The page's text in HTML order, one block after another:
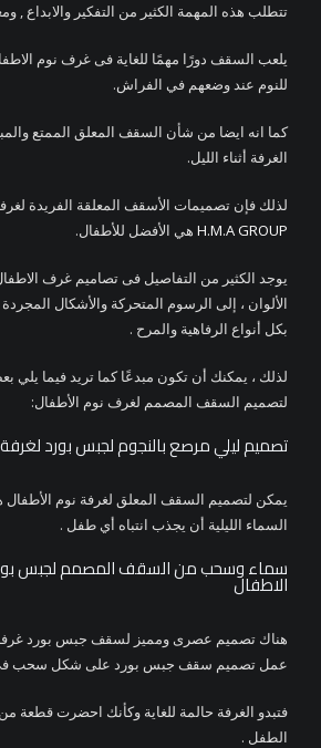
تتطلب هذه المهمة الكثير من التفكير والابداع ,
يلعب السقف دورًا مهمًا للغاية فى غرف نوم
للنوم عند وضعهم في الفراش.
كما انه ايضا من شأن السقف المعلق الممتع
الغرفة أثناء الليل.
لذلك فإن تصميمات الأسقف المعلقة الفريدة
H.M.A GROUP هي الأفضل للأطفال.
يوجد الكثير من التفاصيل فى تصاميم غرف
الألوان ، إلى الرسوم المتحركة والأشكال
بكل أنواع الرفاهية والمرح .
لذلك ، يمكنك أن تكون مبدعًا كما تريد فيما يلي
لتصميم السقف المصمم لغرف نوم الأطفال:
تصميم ليلي مرصع بالنجوم لجبس بورد
يمكن لتصميم السقف المعلق لغرفة نوم
السماء الليلية أن يجذب انتباه أي طفل .
سماء وسحب من السقف المصمم لجبس
الاطفال
هناك تصميم عصرى ومميز لسقف جبس بورد غرفة
عمل تصميم سقف جبس بورد على شكل سحب
فتبدو الغرفة حالمة للغاية وكأنك احضرت قطعة
الطفل .